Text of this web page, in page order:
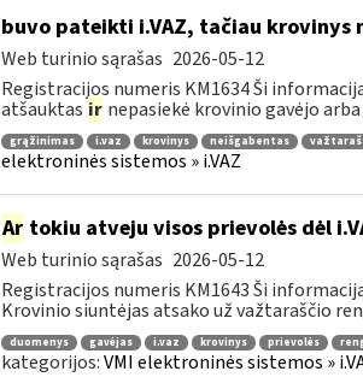
buvo pateikti i.VAZ, tačiau
Web turinio sąrašas 2026-05-12
Registracijos numeris KM1634 Ši
atšauktas ir nepasiekė krovinio gavėjo
grąžinimas i.vaz krovinys neišgabentas
elektroninės sistemos » i.VAZ
Artokiu atveju visos prievolės dėl
Web turinio sąrašas 2026-05-12
Registracijos numeris KM1643 Ši
Krovinio siuntėjas atsako už važtaraščio
duomenys gavėjas i.vaz krovinys prievolės
kategorijos:VMI elektroninės sistemos »